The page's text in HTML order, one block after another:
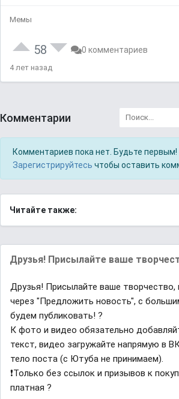
Мемы
58 0 комментариев
4 лет назад
Комментарии
Комментариев пока нет. Будьте первым!
Зарегистрируйтесь чтобы оставить
Читайте также:
Друзья! Присылайте ваше
Друзья! Присылайте ваше творчество,
через "Предложить новость", с
будем публиковать! ?
К фото и видео обязательно
текст, видео загружайте напрямую в
тело поста (с Ютуба не принимаем).
❗Только без ссылок и призывов к
платная ?